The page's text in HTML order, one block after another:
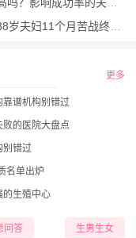
月苦战终获好孕的真实心路
更多
靠谱机构别错过
的医院大盘点
别错过
名单出炉
的生殖中心
问答 生男生女